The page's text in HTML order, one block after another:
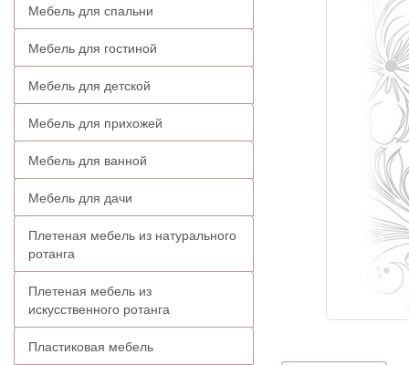
Мебель для спальни
Мебель для гостиной
Мебель для детской
Мебель для прихожей
Мебель для ванной
Мебель для дачи
Плетеная мебель из натурального
ротанга
Плетеная мебель из
искусственного ротанга
Пластиковая мебель